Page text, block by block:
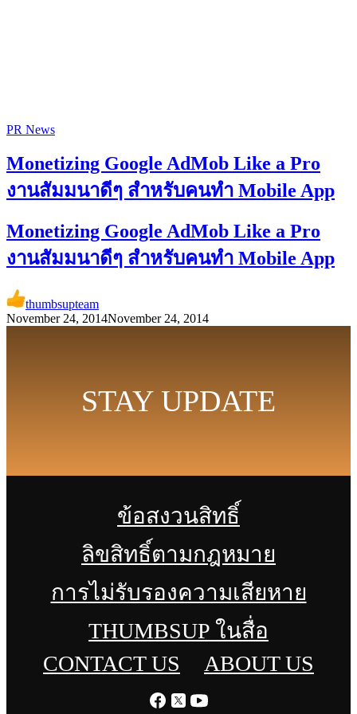
PR News
Monetizing Google AdMob Like a Pro
งานสัมมนาดีๆ สำหรับคนทำ Mobile App
Monetizing Google AdMob Like a Pro
งานสัมมนาดีๆ สำหรับคนทำ Mobile App
thumbsupteam
November 24, 2014November 24, 2014
STAY UPDATE
ข้อสงวนสิทธิ์
ลิขสิทธิ์ตามกฎหมาย
การไม่รับรองความเสียหาย
THUMBSUP ในสื่อ
CONTACT US
ABOUT US